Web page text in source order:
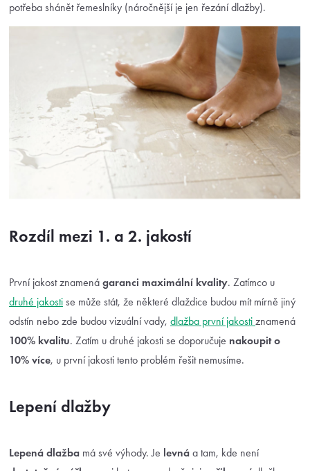
potřeba shánět řemeslníky (náročnější je jen řezání dlažby).
Rozdíl mezi 1. a 2. jakostí
První jakost znamená garanci maximální kvality. Zatímco u
druhé jakosti se může stát, že některé dlaždice budou mít mírně jiný
odstín nebo zde budou vizuální vady, dlažba první jakosti znamená
100% kvalitu. Zatím u druhé jakosti se doporučuje nakoupit o
10% více, u první jakosti tento problém řešit nemusíme.
Lepení dlažby
Lepená dlažba má své výhody. Je levná a tam, kde není